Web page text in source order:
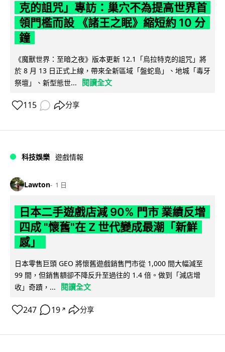
克的詛咒」專訪：巢穴不為提高世界首
領門檻而設 《諸王之眠》縮短約 10 分
鐘
《魔獸世界：至暗之夜》版本更新 12.1「烏拉特克的詛咒」將
於 8 月 13 日正式上線，帶來全新區域「盤蛇島」、地城「毒牙
祭壇」、新型態世...
閱讀全文
115 分享
科技娛樂 遊戲情報
Lawton 1 日
日本二手遊戲店減 90% 門市 業績反增
四成 "懷舊"在 Z 世代變成最潮「新鮮
感」
日本零售巨頭 GEO 將懷舊遊戲銷售門市從 1,000 間大幅減至
99 間，但銷售額卻不降反升至過往的 1.4 倍。做到「減店增
收」奇蹟，...
閱讀全文
247 19 ↗ 分享